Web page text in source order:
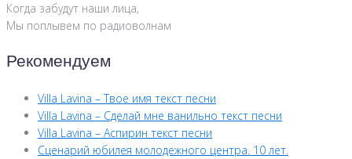
Когда забудут наши лица,
Мы поплывем по радиоволнам
Рекомендуем
Villa Lavina – Твое имя текст песни
Villa Lavina – Сделай мне ванильно текст песни
Villa Lavina – Аспирин текст песни
Сценарий юбилея молодежного центра. 10 лет.